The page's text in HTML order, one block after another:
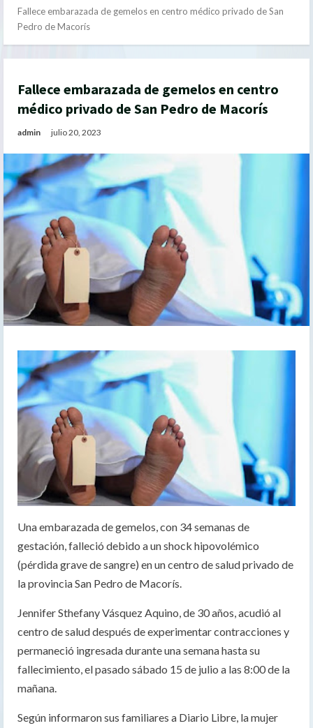
Fallece embarazada de gemelos en centro médico privado de San
Pedro de Macorís
Fallece embarazada de gemelos en centro
médico privado de San Pedro de Macorís
admin julio 20, 2023
Una embarazada de gemelos, con 34 semanas de
gestación, falleció debido a un shock hipovolémico
(pérdida grave de sangre) en un centro de salud privado de
la provincia San Pedro de Macorís.
Jennifer Sthefany Vásquez Aquino, de 30 años, acudió al
centro de salud después de experimentar contracciones y
permaneció ingresada durante una semana hasta su
fallecimiento, el pasado sábado 15 de julio a las 8:00 de la
mañana.
Según informaron sus familiares a Diario Libre, la mujer